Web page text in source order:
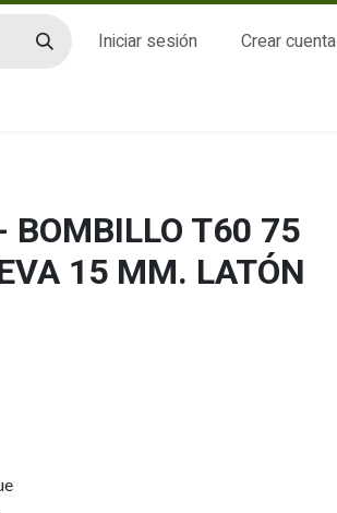
Iniciar sesión Crear cuenta
T60 75
15 MM. LATÓN